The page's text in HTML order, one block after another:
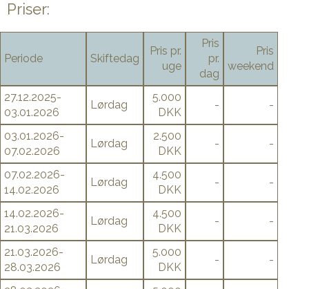
Priser:
Periode Skiftedag
Pris pr.
uge
Pris
pr.
dag
Pris
weekend
27.12.2025-
03.01.2026
Lørdag
5.000
DKK
- -
03.01.2026-
07.02.2026
Lørdag
2.500
DKK
- -
07.02.2026-
14.02.2026
Lørdag
4.500
DKK
- -
14.02.2026-
21.03.2026
Lørdag
4.500
DKK
- -
21.03.2026-
28.03.2026
Lørdag
5.000
DKK
- -